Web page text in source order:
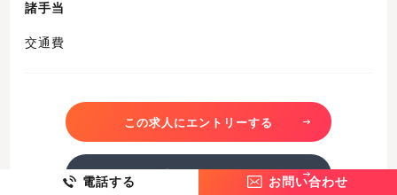
諸手当
交通費
この求人にエントリーする
この求人を詳しく見る
電話する お問い合わせ